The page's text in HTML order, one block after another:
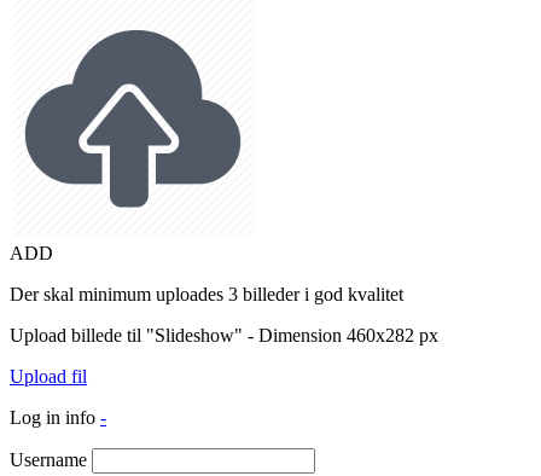
ADD
Der skal minimum uploades 3 billeder i god kvalitet
Upload billede til "Slideshow" - Dimension 460x282 px
Upload fil
Log in info -
Username